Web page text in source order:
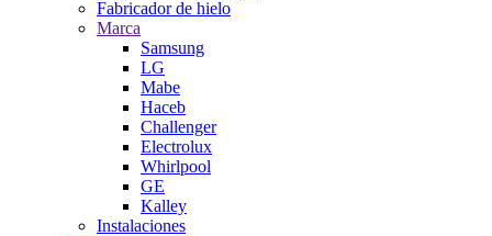
Fabricador de hielo
Marca
Samsung
LG
Mabe
Haceb
Challenger
Electrolux
Whirlpool
GE
Kalley
Instalaciones